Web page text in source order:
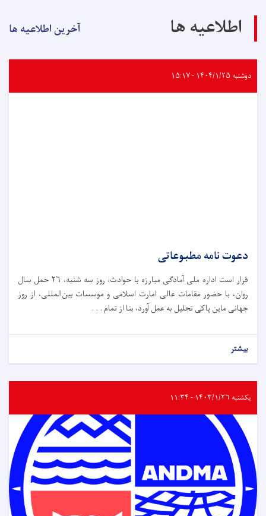
اطلاعیه ها آخرین اطلاعیه ها
دوشنبه ۱۴۰۴/۱/۲۵ - ۱۵:۱۷
دعوت نامه مطبوعاتی
قرار است اداره ملی آمادگی مبارزه با حوادث،‌ روز سه شنبه، ۲۶ حمل سال
روان، با حضور مقامات عالی امارت اسلامی و موسسات بین‌المللی، از روز
جهانی ماین پاکی تجلیل به عمل آورد، بنا از تمام . . .
بیشتر
یکشنبه ۱۴۰۳/۱/۲۶ - ۱۱:۳۴